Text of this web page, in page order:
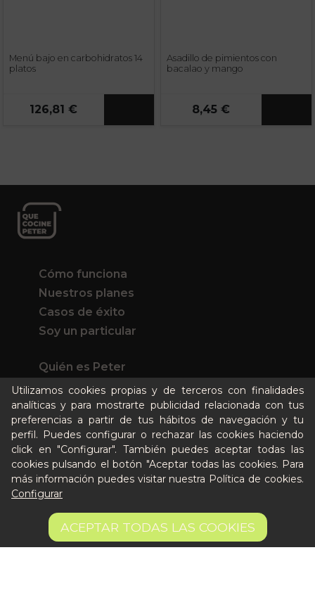
158,76 € AÑADIR A LA CESTA
Menú bajo en carbohidratos 14
platos
126,81 €
Asadillo de pimientos con
bacalao y mango
8,45 €
Utilizamos cookies propias y de terceros con finalidades
analíticas y para mostrarte publicidad relacionada con tus
preferencias a partir de tus hábitos de navegación y tu
perfil. Puedes configurar o rechazar las cookies haciendo
click en "Configurar". También puedes aceptar todas las
cookies pulsando el botón "Aceptar todas las cookies. Para
más información puedes visitar nuestra Política de cookies.
Configurar
ACEPTAR TODAS LAS COOKIES
Cómo funciona
Nuestros planes
Casos de éxito
Soy un particular
Quién es Peter
Recursos / Blog
Cultura
Llámanos al 644 52 51 02
Escríbenos al Whatsapp
Escríbenos al correo
De lunes a viernes de 8:30 a 14:00
Quiero ser partner de Peter